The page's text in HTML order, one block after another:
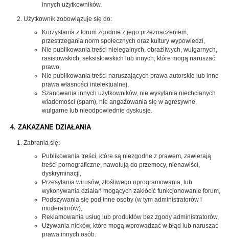
innych użytkowników.
Użytkownik zobowiązuje się do:
Korzystania z forum zgodnie z jego przeznaczeniem,
przestrzegania norm społecznych oraz kultury wypowiedzi,
Nie publikowania treści nielegalnych, obraźliwych, wulgarnych,
rasistowskich, seksistowskich lub innych, które mogą naruszać
prawo,
Nie publikowania treści naruszających prawa autorskie lub inne
prawa własności intelektualnej,
Szanowania innych użytkowników, nie wysyłania niechcianych
wiadomości (spam), nie angażowania się w agresywne,
wulgarne lub nieodpowiednie dyskusje.
4. ZAKAZANE DZIAŁANIA
Zabrania się:
Publikowania treści, które są niezgodne z prawem, zawierają
treści pornograficzne, nawołują do przemocy, nienawiści,
dyskryminacji,
Przesyłania wirusów, złośliwego oprogramowania, lub
wykonywania działań mogących zakłócić funkcjonowanie forum,
Podszywania się pod inne osoby (w tym administratorów i
moderatorów),
Reklamowania usług lub produktów bez zgody administratorów,
Używania nicków, które mogą wprowadzać w błąd lub naruszać
prawa innych osób.